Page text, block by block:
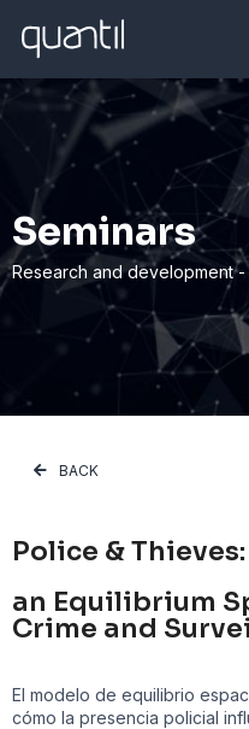
Seminars
Research and development -
BACK
Police & Thieves:
an Equilibrium
Crime and
El modelo de equilibrio
cómo la presencia policial